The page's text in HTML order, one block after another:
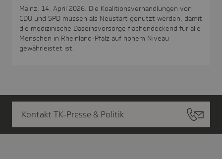
Mainz, 14. April 2026. Die Koalitionsverhandlungen von
CDU und SPD müssen als Neustart genutzt werden, damit
die medizinische Daseinsvorsorge flächendeckend für alle
Menschen in Rheinland-Pfalz auf hohem Niveau
gewährleistet ist.
Kontakt TK-Presse & Politik